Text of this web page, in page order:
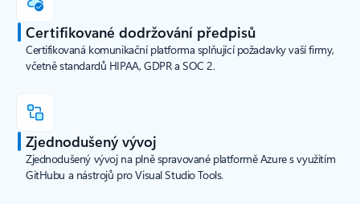
Certifikované dodržování předpisů
Certifikovaná komunikační platforma splňující požadavky vaší firmy,
včetně standardů HIPAA, GDPR a SOC 2.
Zjednodušený vývoj
Zjednodušený vývoj na plně spravované platformě Azure s využitím
GitHubu a nástrojů pro Visual Studio Tools.